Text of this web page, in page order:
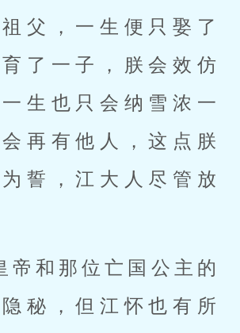
父，一生便只娶了
了一子，朕会效仿
生也只会纳雪浓一
再有他人，这点朕
誓，江大人尽管放
帝和那位亡国公主的
秘，但江怀也有所